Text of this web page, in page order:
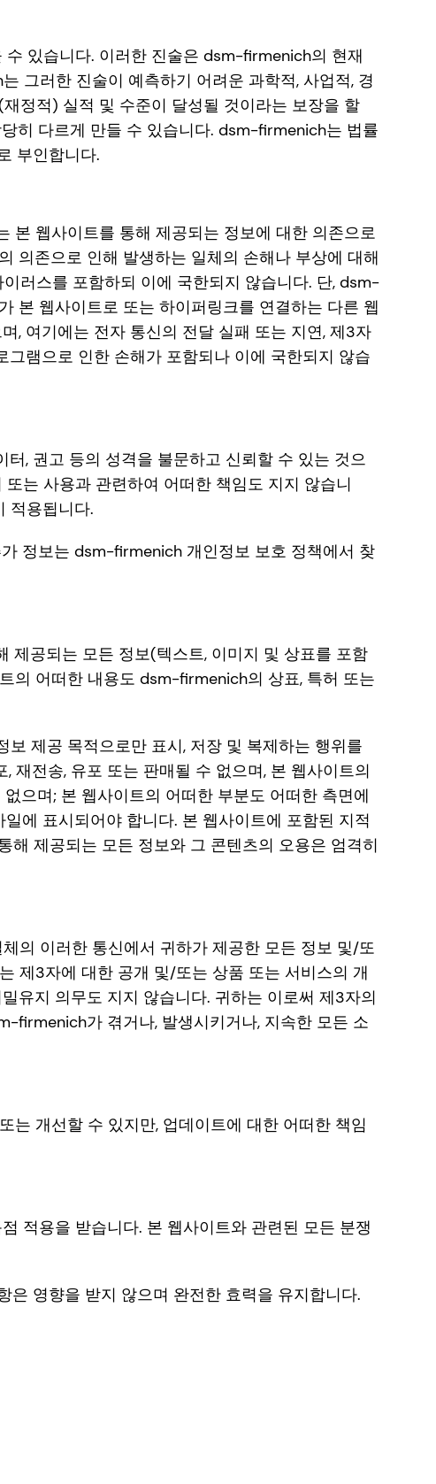
있습니다. 이러한 진술은 dsm-firmenich의 현재
그러한 진술이 예측하기 어려운 과학적, 사업적, 경
정적) 실적 및 수준이 달성될 것이라는 보장을 할
히 다르게 만들 수 있습니다. dsm-firmenich는 법률
부인합니다.
웹사이트를 통해 제공되는 정보에 대한 의존으로
의존으로 인해 발생하는 일체의 손해나 부상에 대해
러스를 포함하되 이에 국한되지 않습니다. 단, dsm-
본 웹사이트로 또는 하이퍼링크를 연결하는 다른 웹
, 여기에는 전자 통신의 전달 실패 또는 지연, 제3자
램으로 인한 손해가 포함되나 이에 국한되지 않습
, 권고 등의 성격을 불문하고 신뢰할 수 있는 것으
는 사용과 관련하여 어떠한 책임도 지지 않습니
적용됩니다.
정보는 dsm-firmenich 개인정보 보호 정책에서 찾
제공되는 모든 정보(텍스트, 이미지 및 상표를 포함
의 어떠한 내용도 dsm-firmenich의 상표, 특허 또는
제공 목적으로만 표시, 저장 및 복제하는 행위를
재전송, 유포 또는 판매될 수 없으며, 본 웹사이트의
으며; 본 웹사이트의 어떠한 부분도 어떠한 측면에
에 표시되어야 합니다. 본 웹사이트에 포함된 지적
해 제공되는 모든 정보와 그 콘텐츠의 오용은 엄격히
의 이러한 통신에서 귀하가 제공한 모든 정보 및/또
제3자에 대한 공개 및/또는 상품 또는 서비스의 개
유지 의무도 지지 않습니다. 귀하는 이로써 제3자의
firmenich가 겪거나, 발생시키거나, 지속한 모든 소
개선할 수 있지만, 업데이트에 대한 어떠한 책임
적용을 받습니다. 본 웹사이트와 관련된 모든 분쟁
은 영향을 받지 않으며 완전한 효력을 유지합니다.